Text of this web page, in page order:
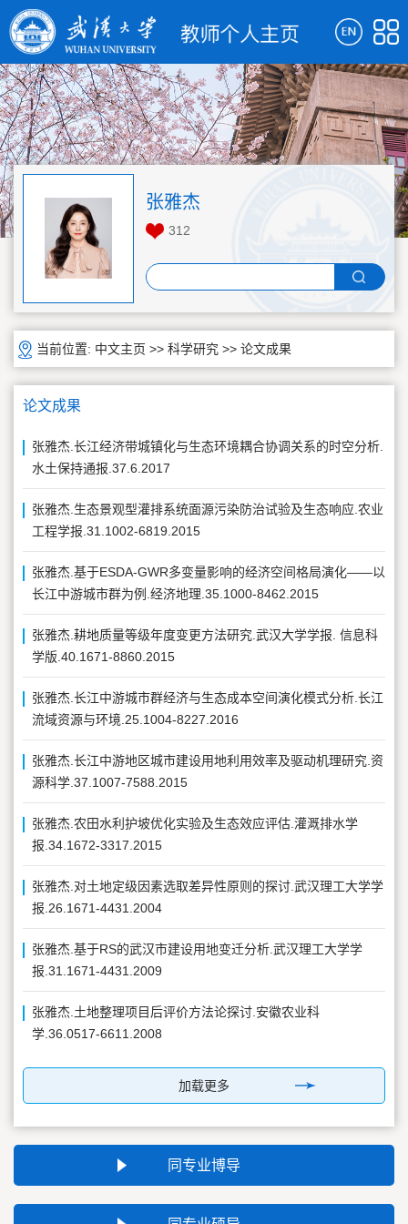
张雅杰
312
当前位置: 中文主页 >> 科学研究 >> 论文成果
论文成果
张雅杰.长江经济带城镇化与生态环境耦合协调关系的时空分析.
水土保持通报.37.6.2017
张雅杰.生态景观型灌排系统面源污染防治试验及生态响应.农业
工程学报.31.1002-6819.2015
张雅杰.基于ESDA-GWR多变量影响的经济空间格局演化——以
长江中游城市群为例.经济地理.35.1000-8462.2015
张雅杰.耕地质量等级年度变更方法研究.武汉大学学报. 信息科
学版.40.1671-8860.2015
张雅杰.长江中游城市群经济与生态成本空间演化模式分析.长江
流域资源与环境.25.1004-8227.2016
张雅杰.长江中游地区城市建设用地利用效率及驱动机理研究.资
源科学.37.1007-7588.2015
张雅杰.农田水利护坡优化实验及生态效应评估.灌溉排水学
报.34.1672-3317.2015
张雅杰.对土地定级因素选取差异性原则的探讨.武汉理工大学学
报.26.1671-4431.2004
张雅杰.基于RS的武汉市建设用地变迁分析.武汉理工大学学
报.31.1671-4431.2009
张雅杰.土地整理项目后评价方法论探讨.安徽农业科
学.36.0517-6611.2008
加载更多
同专业博导